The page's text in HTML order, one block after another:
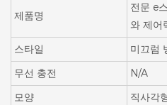
제품명
전문 e
와 제어
스타일
미끄럼
무선 충전
N/A
모양
직사각